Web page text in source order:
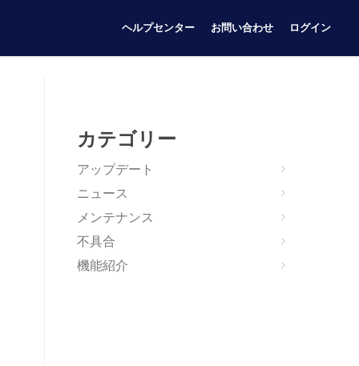
ヘルプセンター お問い合わせ ログイン
カテゴリー
アップデート
ニュース
メンテナンス
不具合
機能紹介